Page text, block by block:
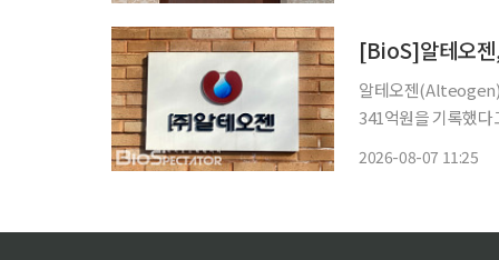
[BioS]알테오
알테오젠(Alteogen)
341억원을 기록했다
2026-08-07 11:25